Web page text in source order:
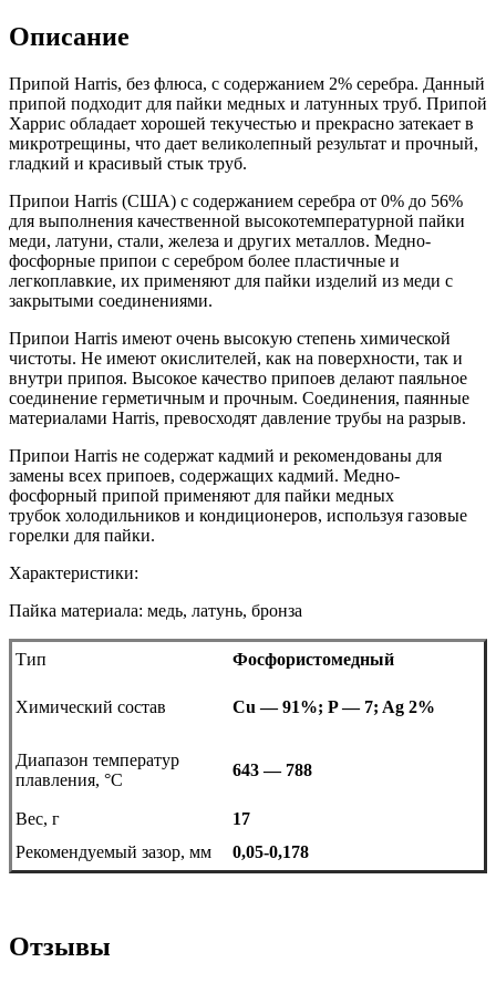
Описание
Припой Harris, без флюса, с содержанием 2% серебра. Данный
припой подходит для пайки медных и латунных труб. Припой
Харрис обладает хорошей текучестью и прекрасно затекает в
микротрещины, что дает великолепный результат и прочный,
гладкий и красивый стык труб.
Припои Harris (США) с содержанием серебра от 0% до 56%
для выполнения качественной высокотемпературной пайки
меди, латуни, стали, железа и других металлов. Медно-
фосфорные припои с серебром более пластичные и
легкоплавкие, их применяют для пайки изделий из меди с
закрытыми соединениями.
Припои Harris имеют очень высокую степень химической
чистоты. Не имеют окислителей, как на поверхности, так и
внутри припоя. Высокое качество припоев делают паяльное
соединение герметичным и прочным. Соединения, паянные
материалами Harris, превосходят давление трубы на разрыв.
Припои Harris не содержат кадмий и рекомендованы для
замены всех припоев, содержащих кадмий. Медно-
фосфорный припой применяют для пайки медных
трубок холодильников и кондиционеров, используя газовые
горелки для пайки.
Характеристики:
Пайка материала: медь, латунь, бронза
Тип Фосфористомедный
Химический состав Cu — 91%; P — 7; Ag 2%
Диапазон температур
плавления, °C
643 — 788
Вес, г
17
Рекомендуемый зазор, мм
0,05-0,178
Отзывы